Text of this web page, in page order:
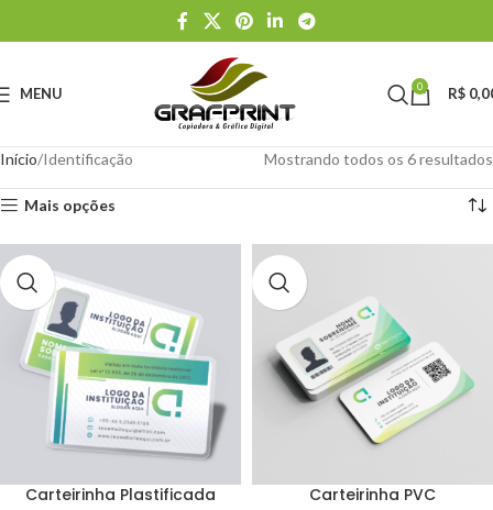
MENU 0 R$
Início Identificação Mostrando todos os 6 resultados
Mais opções
Carteirinha Plastificada Carteirinha PVC